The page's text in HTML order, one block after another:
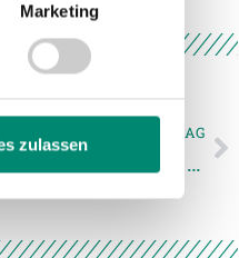
unserer
Marketing
zulassen
NÄCHSTER NEWSEINTRAG
Unser Team in der Wenzel-Schmidt Fußballakademie für die Saison 2023/24